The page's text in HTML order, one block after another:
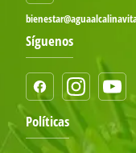
Síguenos
Políticas